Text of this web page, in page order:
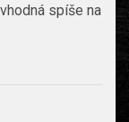
spíše na